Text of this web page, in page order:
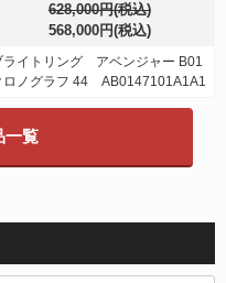
628,000円(税込)
568,000円(税込)
ライトリング アベンジャー B01
ロノグラフ 44 AB0147101A1A1
覧